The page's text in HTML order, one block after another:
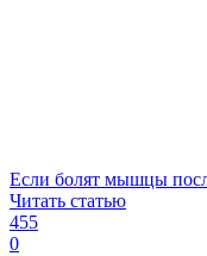
Если болят мышцы
Читать статью
455
0